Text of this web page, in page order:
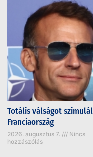
Totális válságot szimulál
Franciaország
2026. augusztus 7.
Nincs
hozzászólás